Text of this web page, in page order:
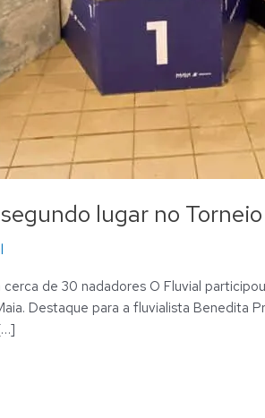
lugar no
de 30 nadadores O Fluvial
Destaque para a fluvialista Benedita